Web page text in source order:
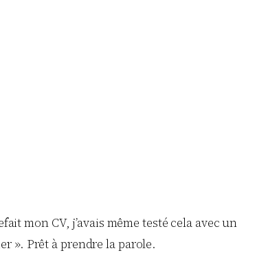
mon CV, j’avais même testé cela avec un
». Prêt à prendre la parole.